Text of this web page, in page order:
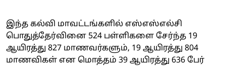
இந்த கல்வி மாவட்டங்களில் எஸ்எஸ்எல்சி
பொதுத்தேர்வினை 524 பள்ளிகளை சேர்ந்த 19
ஆயிரத்து 827 மாணவர்களும், 19 ஆயிரத்து 804
மாணவிகள் என மொத்தம் 39 ஆயிரத்து 636 பேர்